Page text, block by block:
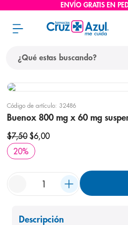
ENVÍO GRATIS EN
Código de artículo: 32486
Buenox 800 mg x 60 mg
$7,50 $6,00
20%
Descripción
términos más buscados
3. eucerin
nivea
6. shampoo
7 bioderma